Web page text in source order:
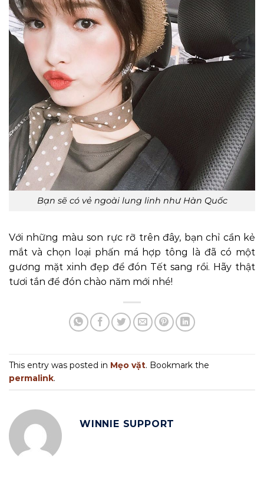
Bạn sẽ có vẻ ngoài lung linh như Hàn Quốc
Với những màu son rực rỡ trên đây, bạn chỉ cần kẻ
mắt và chọn loại phấn má hợp tông là đã có một
gương mặt xinh đẹp để đón Tết sang rồi. Hãy thật
tươi tắn để đón chào năm mới nhé!
This entry was posted in Mẹo vặt. Bookmark the
permalink.
WINNIE SUPPORT